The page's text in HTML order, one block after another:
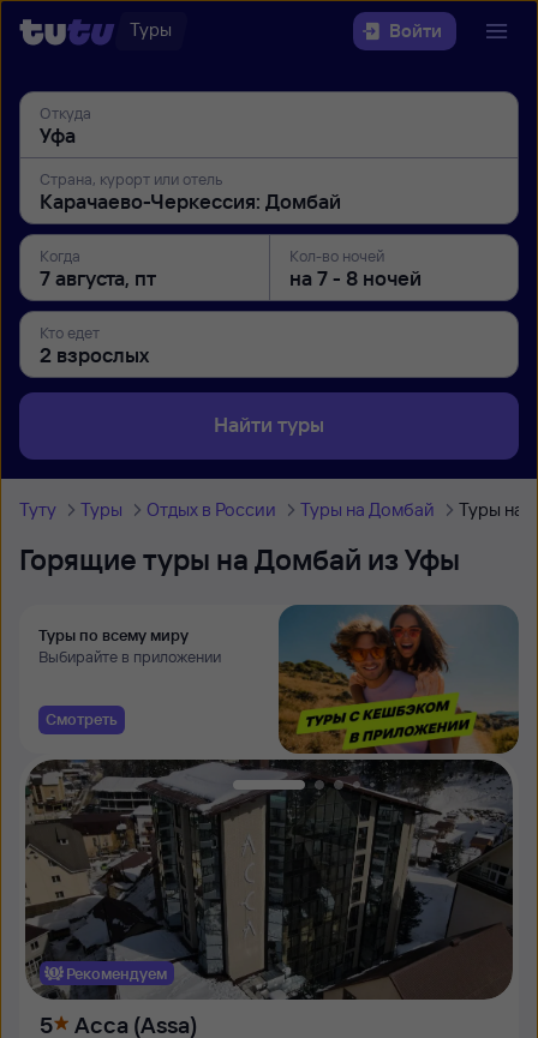
Туры Войти
Откуда
Страна, курорт или отель
Когда Кол-во ночей
Кто едет
Найти туры
Туту Туры Отдых в России Туры на Домбай Туры на
Горящие туры на Домбай из Уфы
Туры по всему миру
Выбирайте в приложении
Смотреть
Рекомендуем
5 Асса (Assa)